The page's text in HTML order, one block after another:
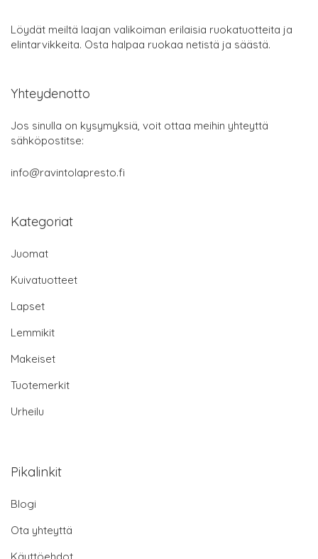
Löydät meiltä laajan valikoiman erilaisia ruokatuotteita ja
elintarvikkeita. Osta halpaa ruokaa netistä ja säästä.
Yhteydenotto
Jos sinulla on kysymyksiä, voit ottaa meihin yhteyttä
sähköpostitse:
info@ravintolapresto.fi
Kategoriat
Juomat
Kuivatuotteet
Lapset
Lemmikit
Makeiset
Tuotemerkit
Urheilu
Pikalinkit
Blogi
Ota yhteyttä